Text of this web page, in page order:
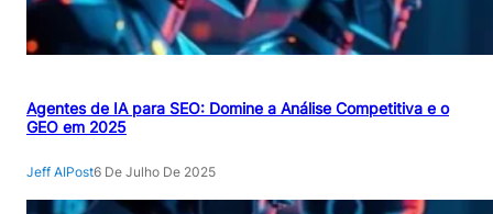
Agentes de IA para SEO: Domine a Análise Competitiva e o
GEO em 2025
Jeff AIPost6 De Julho De 2025